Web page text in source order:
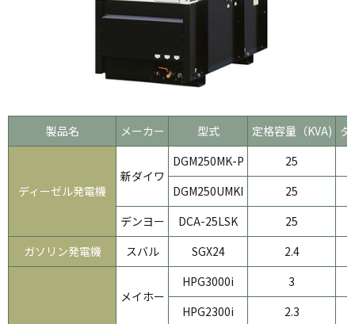
製品名 メーカー 型式 定格容量（KVA) タ
ディーゼル発電機
新ダイワ
DGM250MK-P
25
DGM250UMKI
25
デンヨー
DCA-25LSK
25
ガソリン発電機
スバル SGX24 2.4
メイホー
HPG3000i
3
HPG2300i
2.3